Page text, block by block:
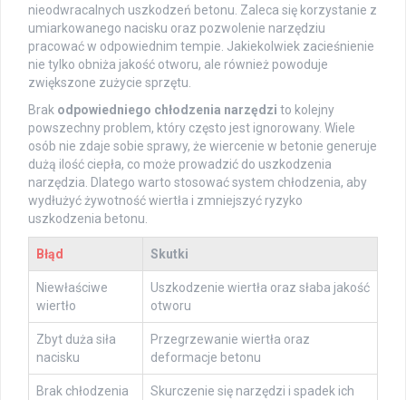
nieodwracalnych uszkodzeń betonu. Zaleca się korzystanie z
umiarkowanego nacisku oraz pozwolenie narzędziu
pracować w odpowiednim tempie. Jakiekolwiek zacieśnienie
nie tylko obniża jakość otworu, ale również powoduje
zwiększone zużycie sprzętu.
Brak odpowiedniego chłodzenia narzędzi to kolejny
powszechny problem, który często jest ignorowany. Wiele
osób nie zdaje sobie sprawy, że wiercenie w betonie generuje
dużą ilość ciepła, co może prowadzić do uszkodzenia
narzędzia. Dlatego warto stosować system chłodzenia, aby
wydłużyć żywotność wiertła i zmniejszyć ryzyko
uszkodzenia betonu.
Błąd Skutki
Niewłaściwe
wiertło
Uszkodzenie wiertła oraz słaba jakość
otworu
Zbyt duża siła
nacisku
Przegrzewanie wiertła oraz
deformacje betonu
Brak chłodzenia
Skurczenie się narzędzi i spadek ich